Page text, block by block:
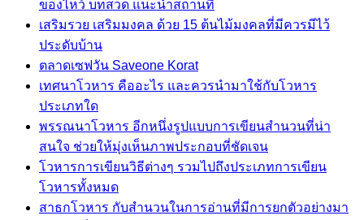
ของไหว้ บทสวด แนะนำสถานที่
เสริมรวย เสริมมงคล ด้วย 15 ต้นไม้มงคลที่มีควรมีไว้
ประดับบ้าน
ตลาดเซฟวัน Saveone Korat
เทศนาโวหาร คืออะไร และควรนำมาใช้กับโวหาร
ประเภทใด
พรรณนาโวหาร อีกหนึ่งรูปแบบการเขียนสำนวนที่น่า
สนใจ ช่วยให้มุ่งเห็นภาพประกอบที่ชัดเจน
โวหารการเขียนวิธีต่างๆ รวมไปถึงประเภทการเขียน
โวหารทั้งหมด
สาธกโวหาร กับสำนวนในการอ่านที่มีการยกตัวอย่างมา